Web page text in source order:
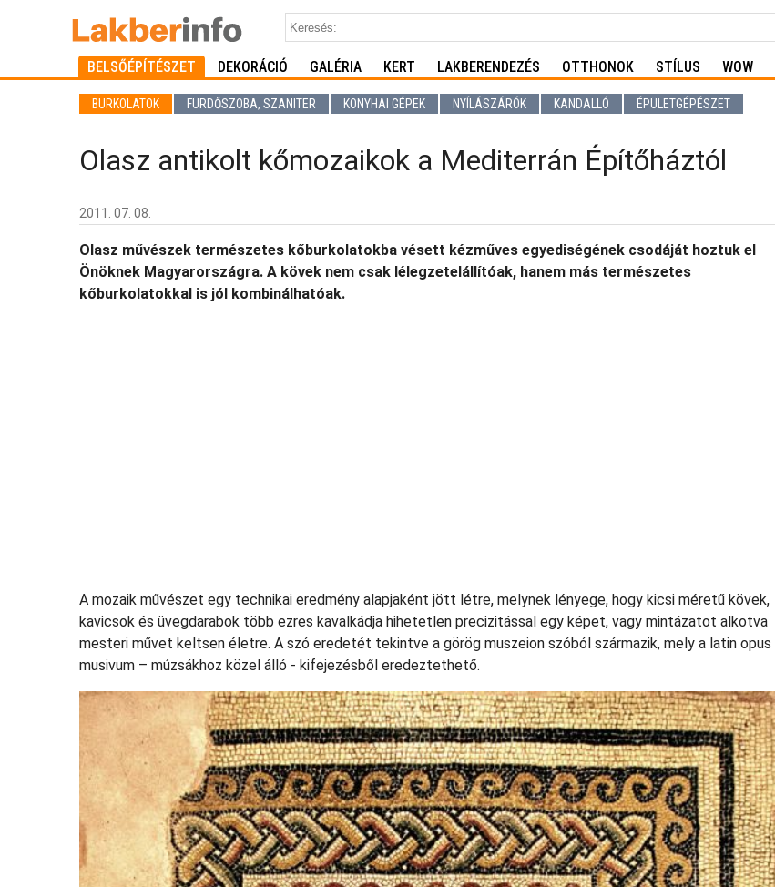
BELSŐÉPÍTÉSZET DEKORÁCIÓ GALÉRIA KERT LAKBERENDEZÉS OTTHONOK STÍLUS WOW
BURKOLATOK FÜRDŐSZOBA, SZANITER KONYHAI GÉPEK NYÍLÁSZÁRÓK KANDALLÓ ÉPÜLETGÉPÉSZET
Olasz antikolt kőmozaikok a Mediterrán Építőháztól
2011. 07. 08.
Olasz művészek természetes kőburkolatokba vésett kézműves egyediségének csodáját hoztuk el
Önöknek Magyarországra. A kövek nem csak lélegzetelállítóak, hanem más természetes
kőburkolatokkal is jól kombinálhatóak.
A mozaik művészet egy technikai eredmény alapjaként jött létre, melynek lényege, hogy kicsi méretű kövek,
kavicsok és üvegdarabok több ezres kavalkádja hihetetlen precizitással egy képet, vagy mintázatot alkotva
mesteri művet keltsen életre. A szó eredetét tekintve a görög muszeion szóból származik, mely a latin opus
musivum – múzsákhoz közel álló - kifejezésből eredeztethető.